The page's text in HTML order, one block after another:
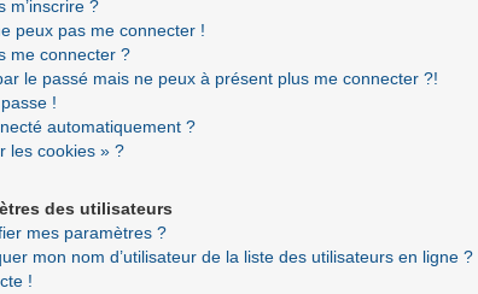
m’inscrire ?
peux pas me connecter !
me connecter ?
le passé mais ne peux à présent plus me connecter ?!
!
automatiquement ?
les cookies » ?
des utilisateurs
mes paramètres ?
mon nom d’utilisateur de la liste des utilisateurs en ligne ?
!